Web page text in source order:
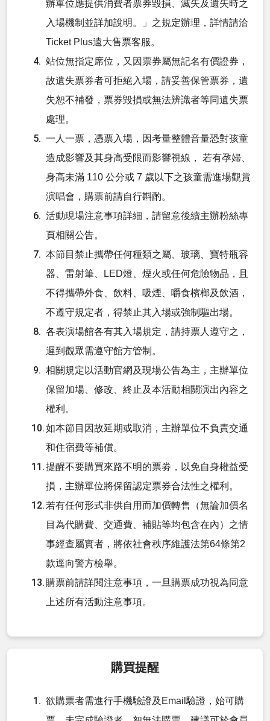
辦單位應提供消費者票券毀損、滅失及遺失時之
入場機制並詳加說明。」之規定辦理，詳情請洽
Ticket Plus遠大售票客服。
站位無指定席位，又因票券屬無記名有價證券，
故遺失票券者可拒絕入場，請妥善保管票券，遺
失恕不補發，票券毀損或無法辨識者等同遺失票
處理。
一人一票，憑票入場，因考量整體音量恐對孩童
造成影響及其身高受限而影響視線， 若有孕婦、
身高未滿 110 公分或 7 歲以下之孩童需進場觀賞
演唱會，購票前請自行斟酌。
活動現場注意事項詳細，請留意後續主辦粉絲專
頁相關公告。
本節目禁止攜帶任何種類之屬、玻璃、寶特瓶容
器、雷射筆、LED燈、煙火或任何危險物品，且
不得攜帶外食、飲料、吸煙、嚼食檳榔及飲酒，
不遵守規定者，得禁止其入場或強制驅出場。
各表演場館各有其入場規定，請持票人遵守之，
遲到觀眾需遵守館方管制。
相關規定以活動官網及現場公告為主，主辦單位
保留加場、修改、終止及本活動相關演出內容之
權利。
如本節目因故延期或取消，主辦單位不負責交通
和住宿費等補償。
提醒不要購買來路不明的票劵，以免自身權益受
損，主辦單位將保留認定票券合法性之權利。
若有任何形式非供自用而加價轉售（無論加價名
目為代購費、交通費、補貼等均包含在內）之情
事經查屬實者，將依社會秩序維護法第64條第2
款逕向警方檢舉。
購票前請詳閱注意事項，一旦購票成功視為同意
上述所有活動注意事項。
購買提醒
欲購票者需進行手機驗證及Email驗證，始可購